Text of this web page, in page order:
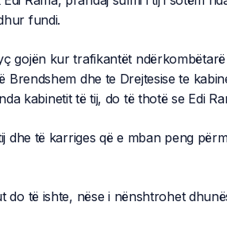
fundi.
gojën kur trafikantët
Brendshem dhe te Drejtesise te
kabinetit të tij, do të thotë se Edi
dhe të karriges që e mban peng
do të ishte, nëse i nënshtrohet